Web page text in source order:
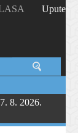
Upute
NOVI
7. 8. 2026.